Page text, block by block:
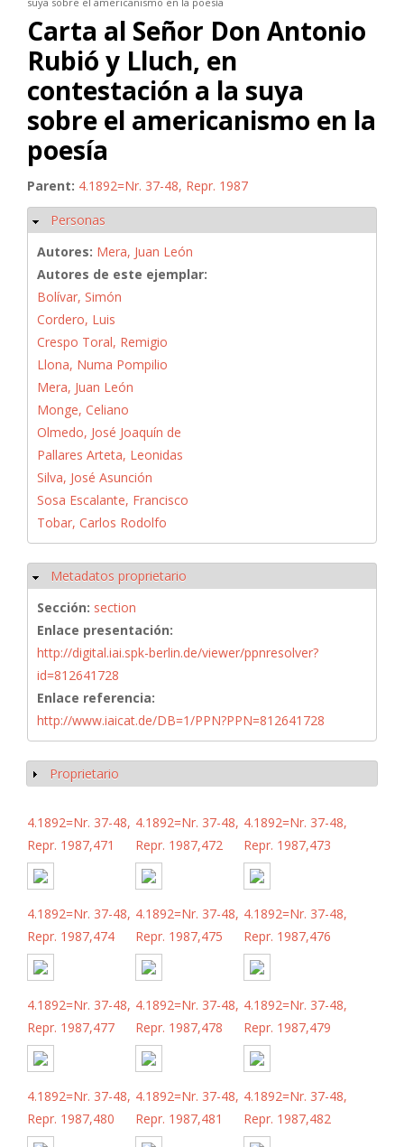
Carta al Señor Don Antonio
Rubió y Lluch, en
contestación a la suya
sobre el americanismo en la
poesía
Parent: 4.1892=Nr. 37-48, Repr. 1987
Ocultar
Personas
Autores: Mera, Juan León
Autores de este ejemplar:
Bolívar, Simón
Cordero, Luis
Crespo Toral, Remigio
Llona, Numa Pompilio
Mera, Juan León
Monge, Celiano
Olmedo, José Joaquín de
Pallares Arteta, Leonidas
Silva, José Asunción
Sosa Escalante, Francisco
Tobar, Carlos Rodolfo
Ocultar
Metadatos proprietario
Sección: section
Enlace presentación:
http://digital.iai.spk-berlin.de/viewer/ppnresolver?
id=812641728
Enlace referencia:
http://www.iaicat.de/DB=1/PPN?PPN=812641728
Mostrar
Proprietario
4.1892=Nr. 37-48,
Repr. 1987,471
4.1892=Nr. 37-48,
Repr. 1987,472
4.1892=Nr. 37-48,
Repr. 1987,473
4.1892=Nr. 37-48,
Repr. 1987,474
4.1892=Nr. 37-48,
Repr. 1987,475
4.1892=Nr. 37-48,
Repr. 1987,476
4.1892=Nr. 37-48,
Repr. 1987,477
4.1892=Nr. 37-48,
Repr. 1987,478
4.1892=Nr. 37-48,
Repr. 1987,479
4.1892=Nr. 37-48,
Repr. 1987,480
4.1892=Nr. 37-48,
Repr. 1987,481
4.1892=Nr. 37-48,
Repr. 1987,482